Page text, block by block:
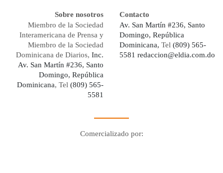
Sobre nosotros
Miembro de la Sociedad
Interamericana de Prensa y
Miembro de la Sociedad
Dominicana de Diarios, Inc.
Av. San Martín #236, Santo
Domingo, República
Dominicana, Tel (809) 565-
5581
Contacto
Av. San Martín #236, Santo
Domingo, República
Dominicana, Tel (809) 565-
5581 redaccion@eldia.com.do
Comercializado por: